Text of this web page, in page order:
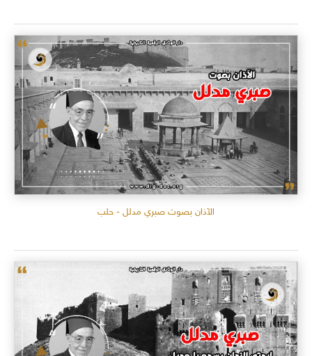
الآذان بصوت صبري مدلل - حلب